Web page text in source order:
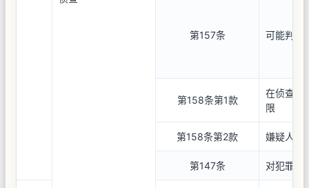
第157条 可能判处
第158条第1款
在侦查期
限
第158条第2款 嫌疑人不
第147条 对犯罪嫌